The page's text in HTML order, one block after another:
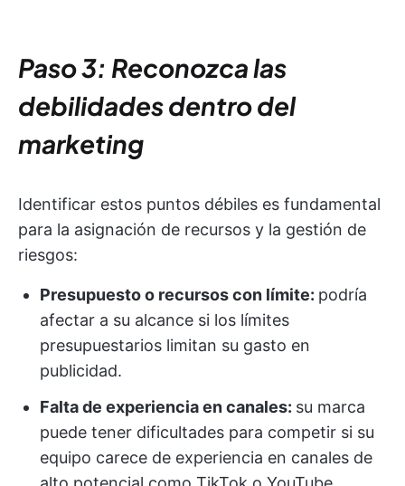
Paso 3: Reconozca las
debilidades dentro del
marketing
Identificar estos puntos débiles es fundamental
para la asignación de recursos y la gestión de
riesgos:
Presupuesto o recursos con límite: podría
afectar a su alcance si los límites
presupuestarios limitan su gasto en
publicidad.
Falta de experiencia en canales: su marca
puede tener dificultades para competir si su
equipo carece de experiencia en canales de